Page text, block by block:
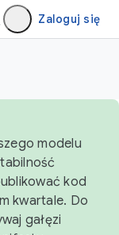
Zaloguj się
modelu
kod
kwartale. Do
gałęzi